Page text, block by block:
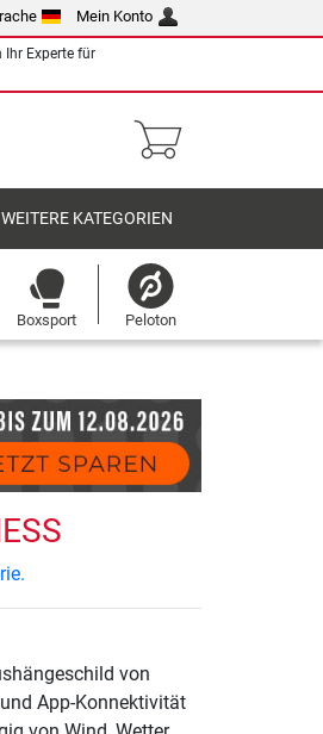
Mein Konto
Ihr Experte für
WEITERE KATEGORIEN
Boxsport Peloton
von
App-Konnektivität